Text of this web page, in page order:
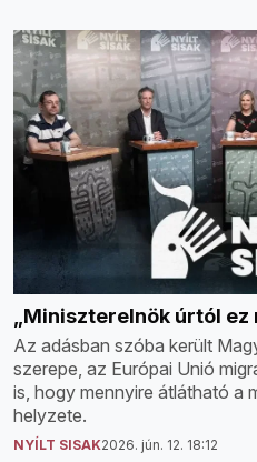
„Miniszterelnök úrtól ez
Az adásban szóba került
szerepe, az Európai Unió
is, hogy mennyire átlátható a
helyzete.
NYÍLT SISAK2026. jún. 12. 18:12